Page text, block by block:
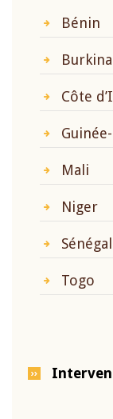
Bénin
Burkina
Côte
Mali
Niger
Sénégal
Togo